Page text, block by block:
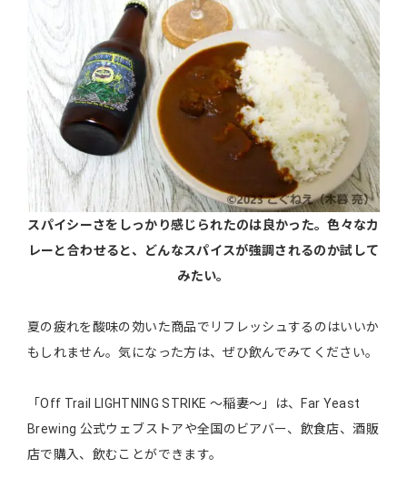
スパイシーさをしっかり感じられたのは良かった。色々なカ
レーと合わせると、どんなスパイスが強調されるのか試して
みたい。
夏の疲れを酸味の効いた商品でリフレッシュするのはいいか
もしれません。気になった方は、ぜひ飲んでみてください。
「Off Trail LIGHTNING STRIKE 〜稲妻〜」は、Far Yeast
Brewing 公式ウェブストアや全国のビアバー、飲食店、酒販
店で購入、飲むことができます。